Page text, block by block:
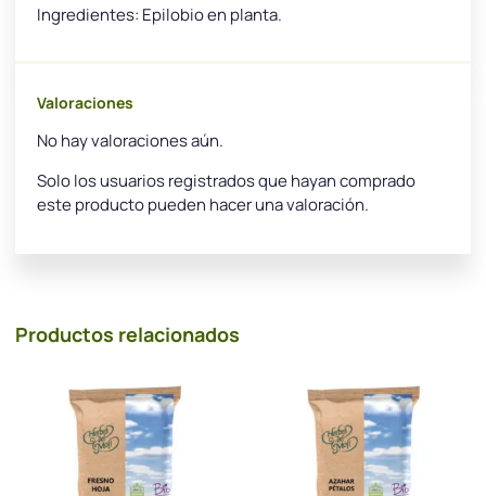
Ingredientes: Epilobio en planta.
Valoraciones
No hay valoraciones aún.
Solo los usuarios registrados que hayan comprado
este producto pueden hacer una valoración.
Productos relacionados